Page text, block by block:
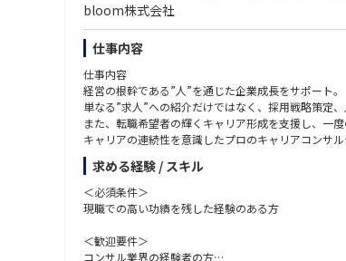
（アンダーライティング業務）
• 旅行保険商品の日常的なアンダーライティング業務
• リスク評価、引受条件の決定、アンダーライティン
• アンダーライティング実績（損害率・保険料動向）
（商品開発・商品改定）
• 日本市場向け旅行保険新商品の開発主導
• 市場動向・規制変更・事業ニーズに応じた商品改定
• アクチュアリーと連携したプライシング・料率見直
• 新商品・商品変更に関する金融庁への届出書類の作
（プライシング・アクチュアリアル連携）
• 料率届出書類・関連資料の作成
【求める人物像】
• 自ら手を動かす「Doer」マインド — 約款ドラフト
• 書類・計算における正確性へのこだわり
• 将来的に日本のアンダーライティングチームを率い
• 旅行保険の商品設計・マーケットダイナミクスに対
• 外部専門家（アクチュアリー、コンサルタント）と
• 変化の多い環境で柔軟に対応し、自律的に業務を推
bloom株式会社
仕事内容
仕事内容
経営の根幹である”人”を通じた企業成長をサポート。
単なる”求人”への紹介だけではなく、採用戦略策定
また、転職希望者の輝くキャリア形成を支援し、一度
キャリアの連続性を意識したプロのキャリアコンサル
■Management
多くの企業では「あの人はマネジメントが出来ない
当社ではマネージャーとして求められることを定義
Member Development
自身の配下のメンバーの育成にコミット
求める経験 / スキル
＜必須条件＞
現職での高い功績を残した経験のある方
＜歓迎要件＞
コンサル業界の経験者の方